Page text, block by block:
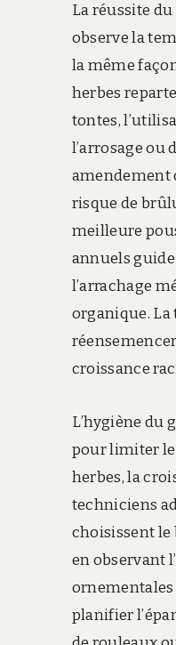
La réussite
observe la
la même
herbes
tontes,
l’arrosage ou
amendement
risque de
meilleure
annuels
l’arrachage
organique.
croissance
L’hygiène du
pour limiter le
herbes, la
techniciens
choisissent le
en observant
ornementales
planifier